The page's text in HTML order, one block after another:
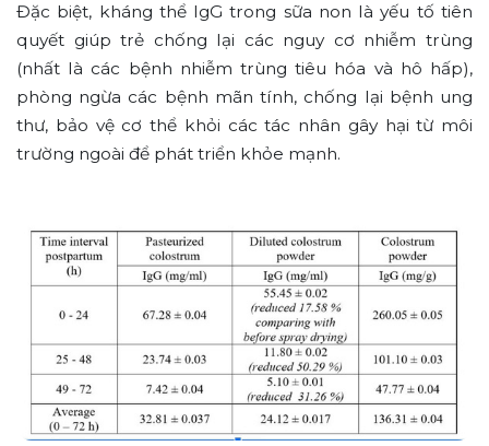
Đặc biệt, kháng thể IgG trong sữa non là yếu tố tiên
quyết giúp trẻ chống lại các nguy cơ nhiễm trùng
(nhất là các bệnh nhiễm trùng tiêu hóa và hô hấp),
phòng ngừa các bệnh mãn tính, chống lại bệnh ung
thư, bảo vệ cơ thể khỏi các tác nhân gây hại từ môi
trường ngoài để phát triển khỏe mạnh.